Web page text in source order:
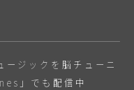
ージックを脳チューニ
」でも配信中